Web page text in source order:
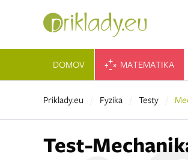
DOMOV MATEMATIKA
Priklady.eu Fyzika Testy
Test-